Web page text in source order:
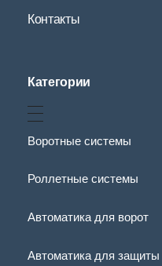
Контакты
Категории
Воротные системы
Роллетные системы
Автоматика для ворот
Автоматика для защиты